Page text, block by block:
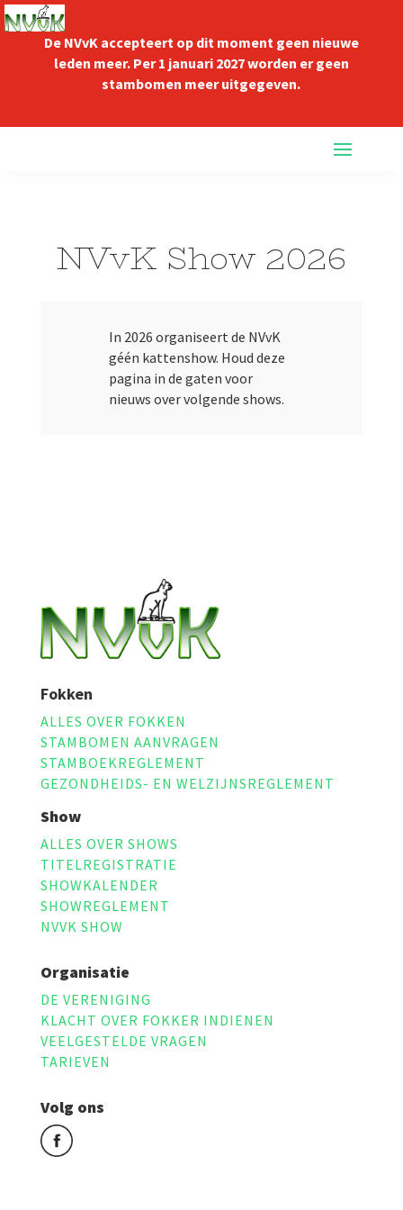
De NVvK accepteert op dit moment geen nieuwe
leden meer. Per 1 januari 2027 worden er geen
stambomen meer uitgegeven.
NVvK Show 2026
In 2026 organiseert de NVvK
géén kattenshow. Houd deze
pagina in de gaten voor
nieuws over volgende shows.
Fokken
ALLES OVER FOKKEN
STAMBOMEN AANVRAGEN
STAMBOEKREGLEMENT
GEZONDHEIDS- EN WELZIJNSREGLEMENT
Show
ALLES OVER SHOWS
TITELREGISTRATIE
SHOWKALENDER
SHOWREGLEMENT
NVVK SHOW
Organisatie
DE VERENIGING
KLACHT OVER FOKKER INDIENEN
VEELGESTELDE VRAGEN
TARIEVEN
Volg ons